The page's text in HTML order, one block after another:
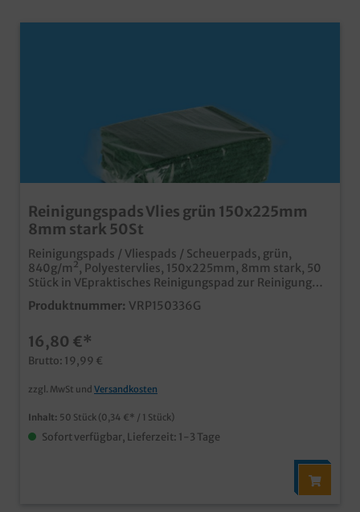
Reinigungspads Vlies grün 150x225mm
8mm stark 50St
Reinigungspads / Vliespads / Scheuerpads, grün,
840g/m², Polyestervlies, 150x225mm, 8mm stark, 50
Stück in VEpraktisches Reinigungspad zur Reinigung
kratzunempfindlicher Oberflächenentfernt
hartnäckigen Schmutz und festsitzende
Flächen und Engstellen
Produktnummer: VRP150336G
16,80 €*
Brutto: 19,99 €
zzgl. MwSt und Versandkosten
Inhalt: 50 Stück (0,34 €* / 1 Stück)
Sofort verfügbar, Lieferzeit: 1-3 Tage